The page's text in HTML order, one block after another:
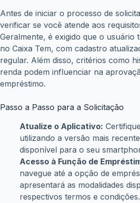
Antes de iniciar o processo de
verificar se você atende aos
Geralmente, é exigido que o usuário
no Caixa Tem, com cadastro
regular. Além disso, critérios como
renda podem influenciar na
empréstimo.
Passo a Passo para a Solicitação
Atualize o Aplicativo:
utilizando a versão mais
disponível para o seu
Acesso à Função de
navegue até a opção de
apresentará as modalidades
respectivos termos e condições.